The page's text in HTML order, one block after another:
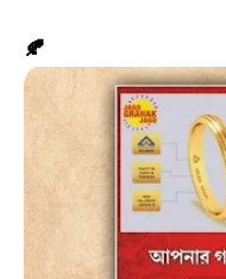
🍂